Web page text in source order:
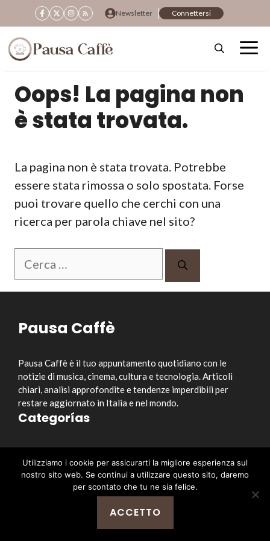
al
contenuto
Newsletter Connettersi
Oops! La pagina non
è stata trovata.
La pagina non è stata trovata. Potrebbe
essere stata rimossa o solo spostata. Forse
puoi trovare quello che cerchi con una
ricerca per parola chiave nel sito?
Ricerca
Pausa Caffè
Pausa Caffè è il tuo appuntamento quotidiano con le
notizie di musica, cinema, cultura e tecnologia. Articoli
chiari, analisi approfondite e tendenze imperdibili per
restare aggiornato in Italia e nel mondo.
Categorías
Musica
Cinema e Serie TV
Style&Culture
Enlaces útiles
Utilizziamo i cookie per assicurarti la migliore esperienza sul
nostro sito web. Se continui a utilizzare questo sito, daremo
per scontato che tu ne sia felice.
ACCETTO